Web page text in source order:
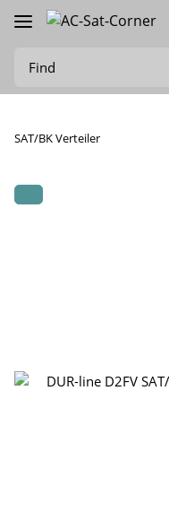
SAT/BK Verteiler